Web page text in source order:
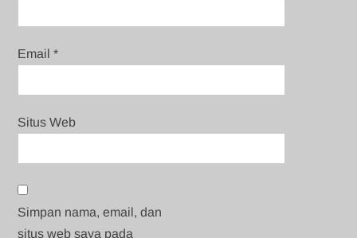
Email*
Situs Web
Simpan nama, email, dan
situs web saya pada